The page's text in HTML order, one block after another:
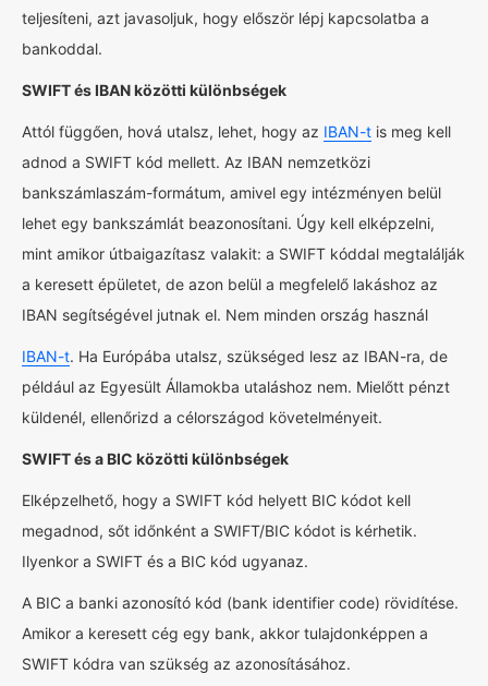
teljesíteni, azt javasoljuk, hogy először lépj kapcsolatba a
bankoddal.
SWIFT és IBAN közötti különbségek
Attól függően, hová utalsz, lehet, hogy az IBAN-t is meg kell
adnod a SWIFT kód mellett. Az IBAN nemzetközi
bankszámlaszám-formátum, amivel egy intézményen belül
lehet egy bankszámlát beazonosítani. Úgy kell elképzelni,
mint amikor útbaigazítasz valakit: a SWIFT kóddal megtalálják
a keresett épületet, de azon belül a megfelelő lakáshoz az
IBAN segítségével jutnak el. Nem minden ország használ
IBAN-t. Ha Európába utalsz, szükséged lesz az IBAN-ra, de
például az Egyesült Államokba utaláshoz nem. Mielőtt pénzt
küldenél, ellenőrizd a célországod követelményeit.
SWIFT és a BIC közötti különbségek
Elképzelhető, hogy a SWIFT kód helyett BIC kódot kell
megadnod, sőt időnként a SWIFT/BIC kódot is kérhetik.
Ilyenkor a SWIFT és a BIC kód ugyanaz.
A BIC a banki azonosító kód (bank identifier code) rövidítése.
Amikor a keresett cég egy bank, akkor tulajdonképpen a
SWIFT kódra van szükség az azonosításához.